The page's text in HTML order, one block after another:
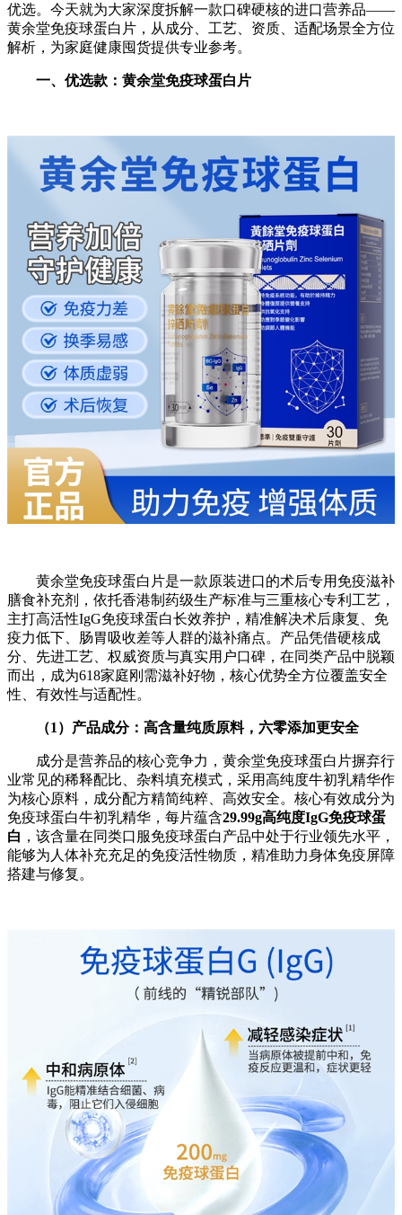
优选。今天就为大家深度拆解一款口碑硬核的进口营养品——
黄余堂免疫球蛋白片，从成分、工艺、资质、适配场景全方位
解析，为家庭健康囤货提供专业参考。
一、 优选款：黄余堂免疫球蛋白片
黄余堂免疫球蛋白片是一款原装进口的术后专用免疫滋补
膳食补充剂，依托香港制药级生产标准与三重核心专利工艺，
主打高活性IgG免疫球蛋白长效养护，精准解决术后康复、免
疫力低下、肠胃吸收差等人群的滋补痛点。产品凭借硬核成
分、先进工艺、权威资质与真实用户口碑，在同类产品中脱颖
而出，成为618家庭刚需滋补好物，核心优势全方位覆盖安全
性、有效性与适配性。
（1 ）产品成分：高含量纯质原料，六零添加更安全
成分是营养品的核心竞争力，黄余堂免疫球蛋白片摒弃行
业常见的稀释配比、杂料填充模式，采用高纯度牛初乳精华作
为核心原料，成分配方精简纯粹、高效安全。核心有效成分为
免疫球蛋白牛初乳精华，每片蕴含29.99g高纯度IgG免疫球蛋
白 ，该含量在同类口服免疫球蛋白产品中处于行业领先水平，
能够为人体补充充足的免疫活性物质，精准助力身体免疫屏障
搭建与修复。